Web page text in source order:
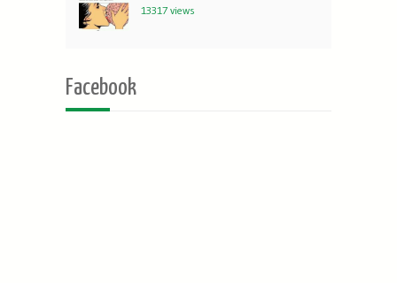
13317 views
Facebook